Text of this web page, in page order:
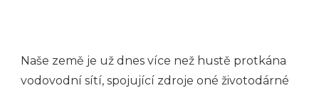
Naše země je už dnes více než hustě protkána
vodovodní sítí, spojující zdroje oné životodárné